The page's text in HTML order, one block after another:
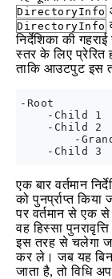
DirectoryInfo
DirectoryInfo
निर्देशिका की
स्तर के लिए प्रेरित
ताकि आउटपुट इस
-Root
    -Child 1
    -Child 2
-
एक बार वर्तमान
को पुनर्प्राप्त
पर वर्तमान से एक
वह हिस्सा
इस तरह से चलेगा
कर ले। जब यह
जाता है, तो विधि